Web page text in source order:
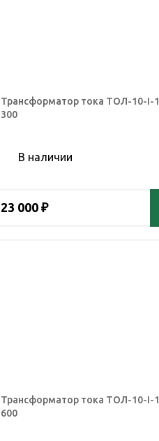
Трансформатор тока ТОЛ-10-I-1
300
В наличии
23 000 ₽
Трансформатор тока ТОЛ-10-I-1
600